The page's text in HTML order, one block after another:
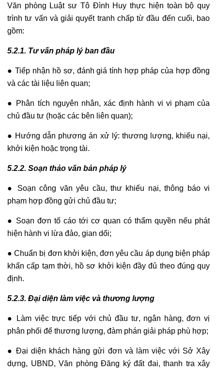
Văn phòng Luật sư Tô Đình Huy thực hiện toàn bộ quy
trình tư vấn và giải quyết tranh chấp từ đầu đến cuối, bao
gồm:
5.2.1. Tư vấn pháp lý ban đầu
● Tiếp nhận hồ sơ, đánh giá tính hợp pháp của hợp đồng
và các tài liệu liên quan;
● Phân tích nguyên nhân, xác định hành vi vi phạm của
chủ đầu tư (hoặc các bên liên quan);
● Hướng dẫn phương án xử lý: thương lượng, khiếu nại,
khởi kiện hoặc trọng tài.
5.2.2. Soạn thảo văn bản pháp lý
● Soạn công văn yêu cầu, thư khiếu nại, thông báo vi
phạm hợp đồng gửi chủ đầu tư;
● Soạn đơn tố cáo tới cơ quan có thẩm quyền nếu phát
hiện hành vi lừa đảo, gian dối;
● Chuẩn bị đơn khởi kiện, đơn yêu cầu áp dụng biện pháp
khẩn cấp tạm thời, hồ sơ khởi kiện đầy đủ theo đúng quy
định.
5.2.3. Đại diện làm việc và thương lượng
● Làm việc trực tiếp với chủ đầu tư, ngân hàng, đơn vị
phân phối để thương lượng, đàm phán giải pháp phù hợp;
● Đại diện khách hàng gửi đơn và làm việc với Sở Xây
dựng, UBND, Văn phòng Đăng ký đất đai, thanh tra xây